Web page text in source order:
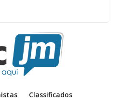
Classificados